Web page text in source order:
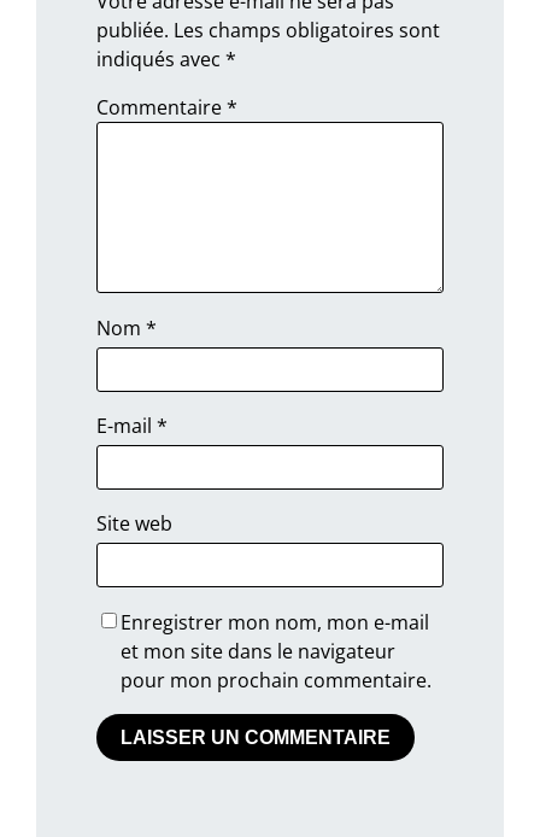
publiée. Les champs obligatoires sont
indiqués avec*
Commentaire*
Nom*
E-mail*
Site web
Enregistrer mon nom, mon e-mail
et mon site dans le navigateur
pour mon prochain commentaire.